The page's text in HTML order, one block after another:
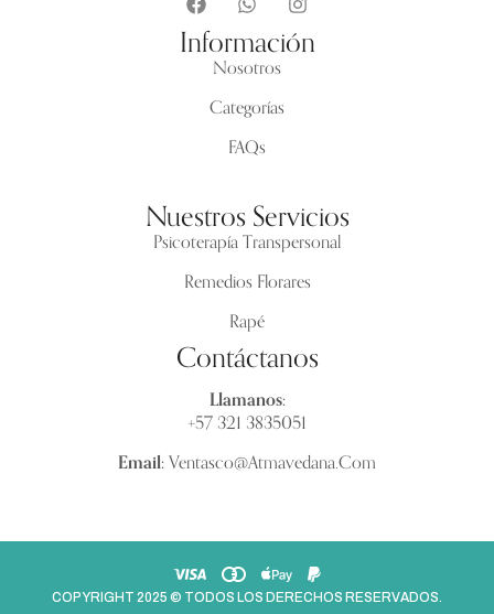
Información
Nosotros
Categorías
FAQs
Nuestros Servicios
Psicoterapía Transpersonal
Remedios Florares
Rapé
Contáctanos
Llamanos:
+57 321 3835051
Email:Ventasco@atmavedana.com
COPYRIGHT 2025 © TODOS LOS DERECHOS RESERVADOS.